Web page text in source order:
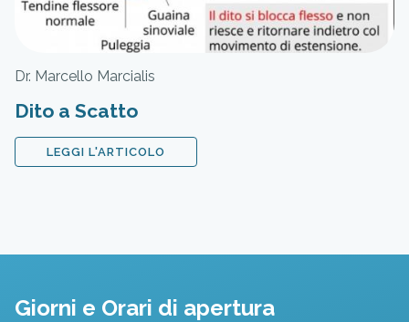
Dr. Marcello Marcialis
Dito a Scatto
LEGGI L'ARTICOLO
Giorni e Orari di apertura